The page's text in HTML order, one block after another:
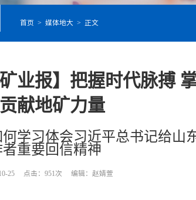
首页 >媒体地大 > 正文
矿业报】把握时代脉搏
献地矿力量
学习体会习近平总书记给山
重要回信精神
25 点击： 951次 编辑：赵婧萱